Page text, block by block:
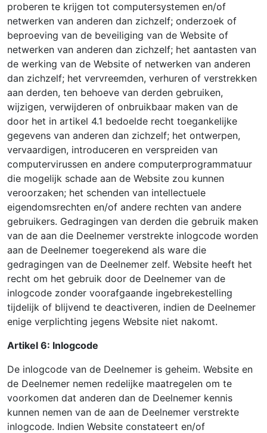
proberen te krijgen tot computersystemen en/of
netwerken van anderen dan zichzelf; onderzoek of
beproeving van de beveiliging van de Website of
netwerken van anderen dan zichzelf; het aantasten van
de werking van de Website of netwerken van anderen
dan zichzelf; het vervreemden, verhuren of verstrekken
aan derden, ten behoeve van derden gebruiken,
wijzigen, verwijderen of onbruikbaar maken van de
door het in artikel 4.1 bedoelde recht toegankelijke
gegevens van anderen dan zichzelf; het ontwerpen,
vervaardigen, introduceren en verspreiden van
computervirussen en andere computerprogrammatuur
die mogelijk schade aan de Website zou kunnen
veroorzaken; het schenden van intellectuele
eigendomsrechten en/of andere rechten van andere
gebruikers. Gedragingen van derden die gebruik maken
van de aan die Deelnemer verstrekte inlogcode worden
aan de Deelnemer toegerekend als ware die
gedragingen van de Deelnemer zelf. Website heeft het
recht om het gebruik door de Deelnemer van de
inlogcode zonder voorafgaande ingebrekestelling
tijdelijk of blijvend te deactiveren, indien de Deelnemer
enige verplichting jegens Website niet nakomt.
Artikel 6: Inlogcode
De inlogcode van de Deelnemer is geheim. Website en
de Deelnemer nemen redelijke maatregelen om te
voorkomen dat anderen dan de Deelnemer kennis
kunnen nemen van de aan de Deelnemer verstrekte
inlogcode. Indien Website constateert en/of